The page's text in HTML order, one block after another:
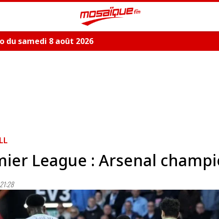
du samedi 8 août 2026
League : Arsenal